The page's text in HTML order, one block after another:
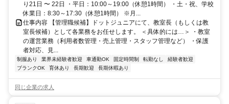
り21日 〜 22日 ・平日：10:00～19:00（休憩1時間） ・土・祝、学校
休業日：8:30～17:30（休憩1時間） ※月...
仕事内容 【管理職候補】ドットジュニアにて、教室長（もしくは教
室長候補）として各業務をお任せします。 ＜具体的には…＞ ・教室
の運営業務（利用者数管理・売上管理・スタッフ管理など） ・保護
者対応、見...
制服あり 業界未経験者歓迎 車通勤OK 固定時間制 転勤なし
経験者歓迎
ブランクOK
育休あり 長期歓迎 長期休暇あり
同じ企業の求人